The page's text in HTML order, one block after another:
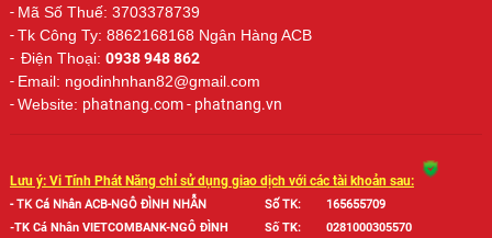
- Mã Số Thuế: 3703378739
-Tk Công Ty: 8862168168 Ngân Hàng ACB
- Điện Thoại: 0938 948 862
- Email: ngodinhnhan82@gmail.com
-Website: phatnang.com - phatnang.vn
Lưu ý: Vi Tính Phát Năng chỉ sử dụng giao dịch với các tài khoản sau:
- TK Cá Nhân ACB-NGÔ ĐÌNH NHẪN Số TK:
165655709
-TK Cá Nhân VIETCOMBANK-NGÔ ĐÌNH
Số TK: 0281000305570